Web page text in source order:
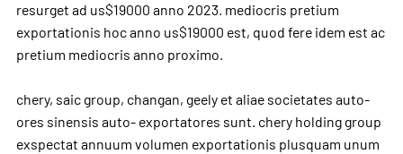
resurget ad us$19000 anno 2023. mediocris pretium
exportationis hoc anno us$19000 est, quod fere idem est ac
pretium mediocris anno proximo.
chery, saic group, changan, geelyet aliae societates auto-
ores sinensis auto- exportatores sunt. chery holding group
exspectat annuum volumen exportationis plusquam unum